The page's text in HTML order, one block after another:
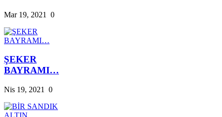
Mar 19, 2021 0
ŞEKER
BAYRAMI…
Nis 19, 2021 0